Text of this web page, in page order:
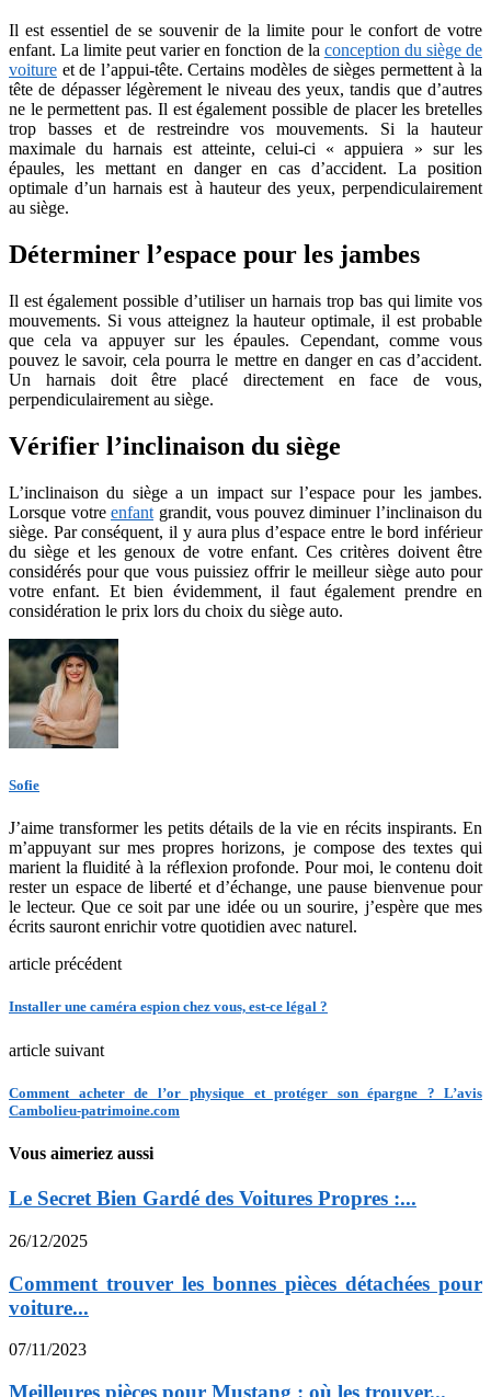
Il est essentiel de se souvenir de la limite pour le confort de votre
enfant. La limite peut varier en fonction de la conception du siège de
voiture et de l’appui-tête. Certains modèles de sièges permettent à la
tête de dépasser légèrement le niveau des yeux, tandis que d’autres
ne le permettent pas. Il est également possible de placer les bretelles
trop basses et de restreindre vos mouvements. Si la hauteur
maximale du harnais est atteinte, celui-ci « appuiera » sur les
épaules, les mettant en danger en cas d’accident. La position
optimale d’un harnais est à hauteur des yeux, perpendiculairement
au siège.
Déterminer l’espace pour les jambes
Il est également possible d’utiliser un harnais trop bas qui limite vos
mouvements. Si vous atteignez la hauteur optimale, il est probable
que cela va appuyer sur les épaules. Cependant, comme vous
pouvez le savoir, cela pourra le mettre en danger en cas d’accident.
Un harnais doit être placé directement en face de vous,
perpendiculairement au siège.
Vérifier l’inclinaison du siège
L’inclinaison du siège a un impact sur l’espace pour les jambes.
Lorsque votre enfant grandit, vous pouvez diminuer l’inclinaison du
siège. Par conséquent, il y aura plus d’espace entre le bord inférieur
du siège et les genoux de votre enfant. Ces critères doivent être
considérés pour que vous puissiez offrir le meilleur siège auto pour
votre enfant. Et bien évidemment, il faut également prendre en
considération le prix lors du choix du siège auto.
Sofie
J’aime transformer les petits détails de la vie en récits inspirants. En
m’appuyant sur mes propres horizons, je compose des textes qui
marient la fluidité à la réflexion profonde. Pour moi, le contenu doit
rester un espace de liberté et d’échange, une pause bienvenue pour
le lecteur. Que ce soit par une idée ou un sourire, j’espère que mes
écrits sauront enrichir votre quotidien avec naturel.
article précédent
Installer une caméra espion chez vous, est-ce légal ?
article suivant
Comment acheter de l’or physique et protéger son épargne ? L’avis
Cambolieu-patrimoine.com
Vous aimeriez aussi
Le Secret Bien Gardé des Voitures Propres :...
26/12/2025
Comment trouver les bonnes pièces détachées pour
voiture...
07/11/2023
Meilleures pièces pour Mustang : où les trouver...